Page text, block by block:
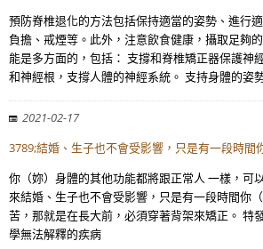
預防脊椎退化的方法包括保持適當的姿勢、進行
負擔、戒煙等。此外，注意飲食健康，攝取足夠
能是多方面的，包括： 支撐和脊椎矯正器保護神
和神經根，支撐人體的神經系統。 支持身體的姿
2021-02-17
3789;結婚、生子也不會受影響，只是有一段時間
你（妳）身體的其他功能都將跟正常人 一樣，可
來結婚、生子也不會受影響，只是有一段時間你
苦，那就是在長大前，必須穿著背架來矯正。 特
學無法解釋的疾病